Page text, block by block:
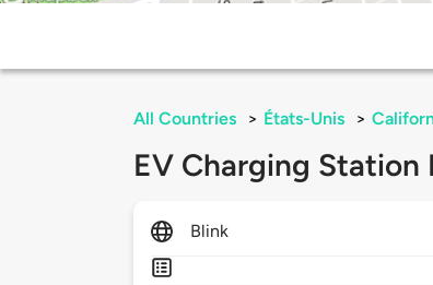
All Countries > États-Unis >
EV Charging
Blink